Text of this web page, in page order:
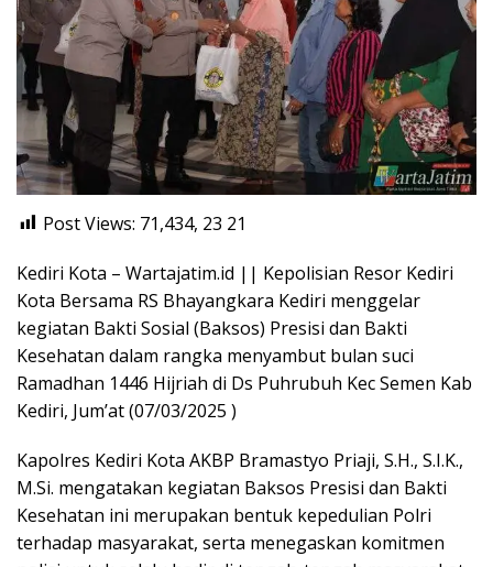
Post Views: 71,434, 23 21
Kediri Kota – Wartajatim.id || Kepolisian Resor Kediri
Kota Bersama RS Bhayangkara Kediri menggelar
kegiatan Bakti Sosial (Baksos) Presisi dan Bakti
Kesehatan dalam rangka menyambut bulan suci
Ramadhan 1446 Hijriah di Ds Puhrubuh Kec Semen Kab
Kediri, Jum’at (07/03/2025 )
Kapolres Kediri Kota AKBP Bramastyo Priaji, S.H., S.I.K.,
M.Si. mengatakan kegiatan Baksos Presisi dan Bakti
Kesehatan ini merupakan bentuk kepedulian Polri
terhadap masyarakat, serta menegaskan komitmen